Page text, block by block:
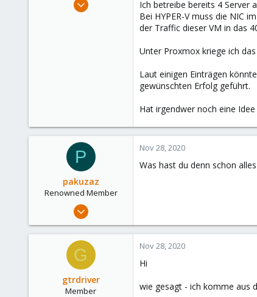
Ich betreibe bereits 4 Server
Bei HYPER-V muss die NIC
der Traffic dieser VM in das
Unter Proxmox kriege ich
Laut einigen Einträgen
gewünschten Erfolg geführt.
Hat irgendwer noch eine
P
pakuzaz
Renowned Member
Apr 27, 2020
29
Nov 28, 2020
Was hast du denn schon
G
gtrdriver
Member
Nov 28, 2020
Hi
wie gesagt - ich komme aus